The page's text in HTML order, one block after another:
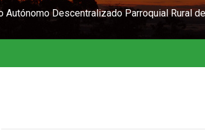
Autónomo Descentralizado Parroquial Rural